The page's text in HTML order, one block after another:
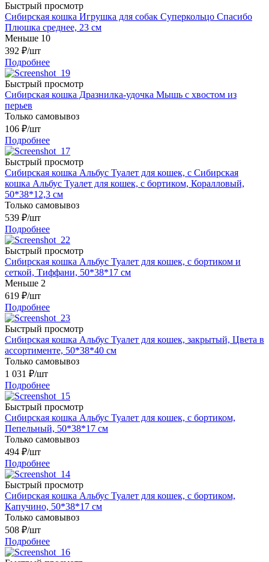
Быстрый просмотр
Сибирская кошка Игрушка для собак Суперкольцо Спасибо
Плюшка среднее, 23 см
Меньше 10
392 ₽/шт
Подробнее
Быстрый просмотр
Сибирская кошка Дразнилка-удочка Мышь с хвостом из
перьев
Только самовывоз
106 ₽/шт
Подробнее
Быстрый просмотр
Сибирская кошка Альбус Туалет для кошек, с Сибирская
кошка Альбус Туалет для кошек, с бортиком, Коралловый,
50*38*12,3 см
Только самовывоз
539 ₽/шт
Подробнее
Быстрый просмотр
Сибирская кошка Альбус Туалет для кошек, с бортиком и
сеткой, Тиффани, 50*38*17 см
Меньше 2
619 ₽/шт
Подробнее
Быстрый просмотр
Сибирская кошка Альбус Туалет для кошек, закрытый, Цвета в
ассортименте, 50*38*40 см
Только самовывоз
1 031 ₽/шт
Подробнее
Быстрый просмотр
Сибирская кошка Альбус Туалет для кошек, с бортиком,
Пепельный, 50*38*17 см
Только самовывоз
494 ₽/шт
Подробнее
Быстрый просмотр
Сибирская кошка Альбус Туалет для кошек, с бортиком,
Капучино, 50*38*17 см
Только самовывоз
508 ₽/шт
Подробнее